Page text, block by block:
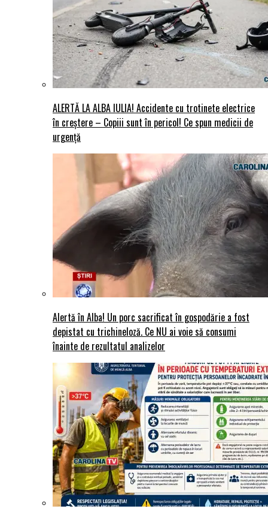
ALERTĂ LA ALBA IULIA! Accidente cu trotinete electrice
în creștere – Copiii sunt în pericol! Ce spun medicii de
urgență
Alertă în Alba! Un porc sacrificat în gospodărie a fost
depistat cu trichineloză. Ce NU ai voie să consumi
înainte de rezultatul analizelor